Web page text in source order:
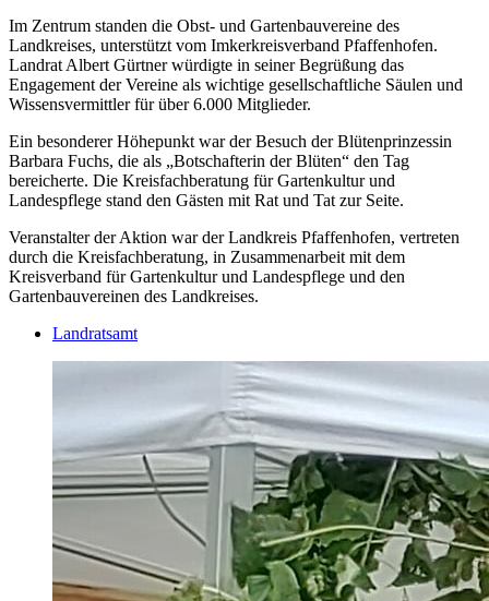
Im Zentrum standen die Obst- und Gartenbauvereine des
Landkreises, unterstützt vom Imkerkreisverband Pfaffenhofen.
Landrat Albert Gürtner würdigte in seiner Begrüßung das
Engagement der Vereine als wichtige gesellschaftliche Säulen und
Wissensvermittler für über 6.000 Mitglieder.
Ein besonderer Höhepunkt war der Besuch der Blütenprinzessin
Barbara Fuchs, die als „Botschafterin der Blüten“ den Tag
bereicherte. Die Kreisfachberatung für Gartenkultur und
Landespflege stand den Gästen mit Rat und Tat zur Seite.
Veranstalter der Aktion war der Landkreis Pfaffenhofen, vertreten
durch die Kreisfachberatung, in Zusammenarbeit mit dem
Kreisverband für Gartenkultur und Landespflege und den
Gartenbauvereinen des Landkreises.
Landratsamt